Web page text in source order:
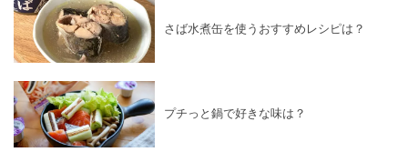
さば水煮缶を使うおすすめレシピは？
プチっと鍋で好きな味は？